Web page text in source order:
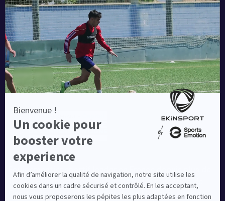
Blog
Une société de :
Equipementier sportif leader en France depuis plus de
10 ans, Ekinsport a été distingué par la rédaction de
Capital dans son classement des « Meilleurs sites de